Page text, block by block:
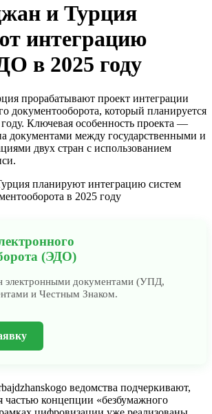
и Турция
интеграцию
в 2025 году
прорабатывают проект интеграции
документооборота, который планируется
году. Ключевая особенность проекта —
документами между государственными и
двух стран с использованием
(ЭДО)
электронными документами (УПД,
и Честным Знаком.
ведомства подчеркивают,
частью концепции «безбумажного